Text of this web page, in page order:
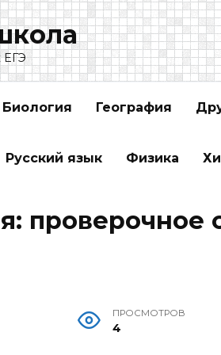
ЕГЭ
Биология География
Русский язык Физика
проверочное
ПРОСМОТРОВ
4